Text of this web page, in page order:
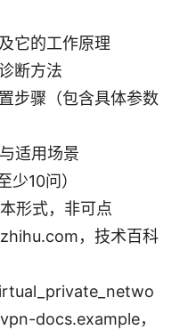
它的工作原理
断方法
步骤（包含具体参数
适用场景
少10问）
形式，非可点
，技术百科
docs.example，